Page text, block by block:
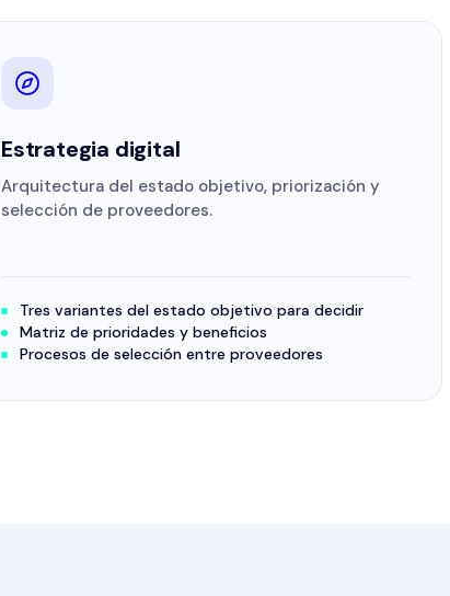
Estrategia digital
Arquitectura del estado objetivo, priorización y
selección de proveedores.
Tres variantes del estado objetivo para decidir
Matriz de prioridades y beneficios
Procesos de selección entre proveedores